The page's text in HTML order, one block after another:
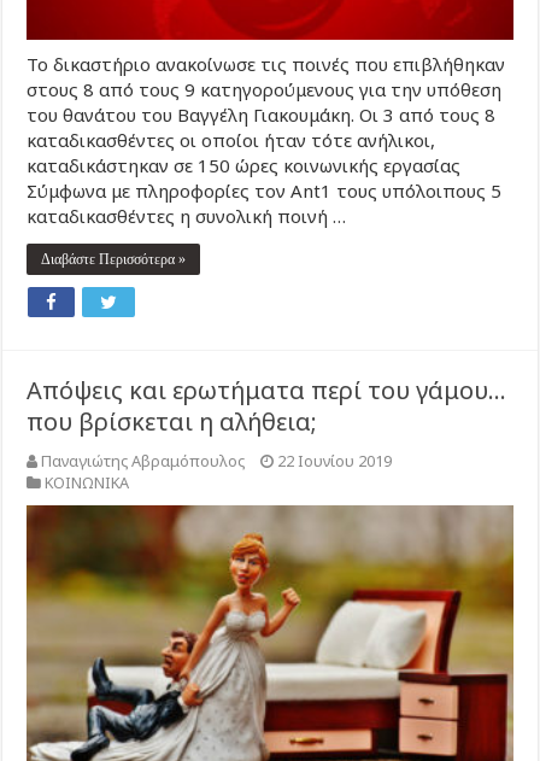
Το δικαστήριο ανακοίνωσε τις ποινές που επιβλήθηκαν
στους 8 από τους 9 κατηγορούμενους για την υπόθεση
του θανάτου του Βαγγέλη Γιακουμάκη. Οι 3 από τους 8
καταδικασθέντες οι οποίοι ήταν τότε ανήλικοι,
καταδικάστηκαν σε 150 ώρες κοινωνικής εργασίας
Σύμφωνα με πληροφορίες τον Ant1 τους υπόλοιπους 5
καταδικασθέντες η συνολική ποινή …
Διαβάστε Περισσότερα »
Απόψεις και ερωτήματα περί του γάμου…
που βρίσκεται η αλήθεια;
Παναγιώτης Αβραμόπουλος
22 Ιουνίου 2019
ΚΟΙΝΩΝΙΚΑ